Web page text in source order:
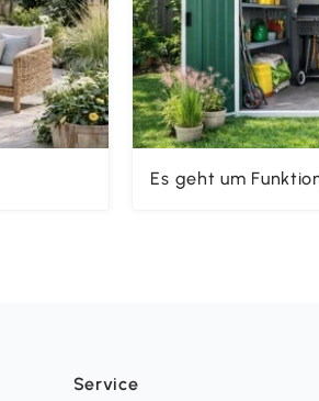
Es geht um
Service